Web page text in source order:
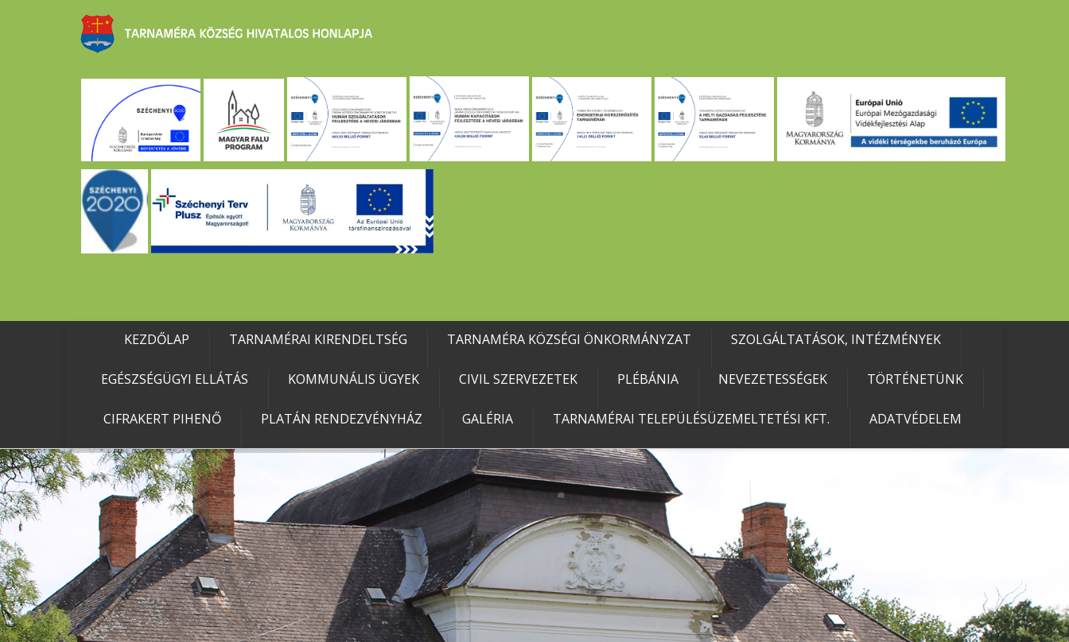
KEZDŐLAP TARNAMÉRAI KIRENDELTSÉG TARNAMÉRA KÖZSÉGI ÖNKORMÁNYZAT SZOLGÁLTATÁSOK, INTÉZMÉNYEK
EGÉSZSÉGÜGYI ELLÁTÁS KOMMUNÁLIS ÜGYEK CIVIL SZERVEZETEK PLÉBÁNIA NEVEZETESSÉGEK TÖRTÉNETÜNK
CIFRAKERT PIHENŐ PLATÁN RENDEZVÉNYHÁZ GALÉRIA TARNAMÉRAI TELEPÜLÉSÜZEMELTETÉSI KFT. ADATVÉDELEM